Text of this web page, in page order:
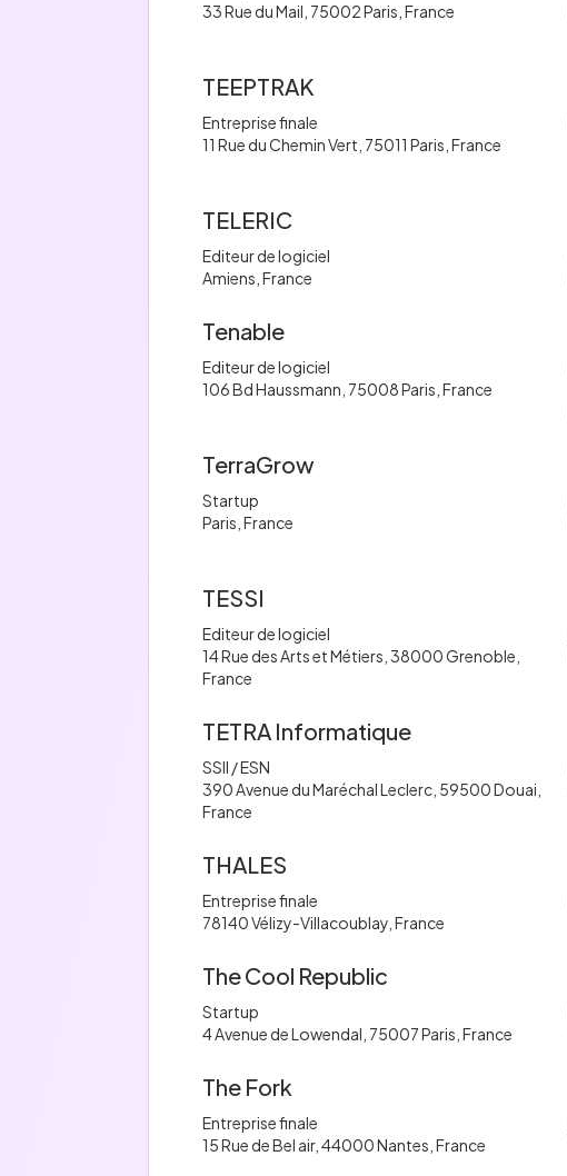
33 Rue du Mail, 75002 Paris, France
TEEPTRAK
Entreprise finale
11 Rue du Chemin Vert, 75011 Paris, France
TELERIC
Editeur de logiciel
Amiens, France
Tenable
Editeur de logiciel
106 Bd Haussmann, 75008 Paris, France
TerraGrow
Startup
Paris, France
TESSI
Editeur de logiciel
14 Rue des Arts et Métiers, 38000 Grenoble,
France
TETRA Informatique
SSII / ESN
390 Avenue du Maréchal Leclerc, 59500 Douai,
France
THALES
Entreprise finale
78140 Vélizy-Villacoublay, France
The Cool Republic
Startup
4 Avenue de Lowendal, 75007 Paris, France
The Fork
Entreprise finale
15 Rue de Bel air, 44000 Nantes, France